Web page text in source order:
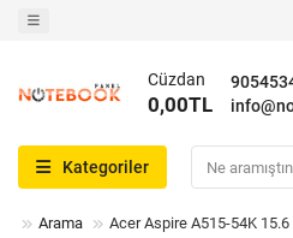
Cüzdan
0,00TL
Kategoriler
Arama Acer Aspire A515-54K 15.6